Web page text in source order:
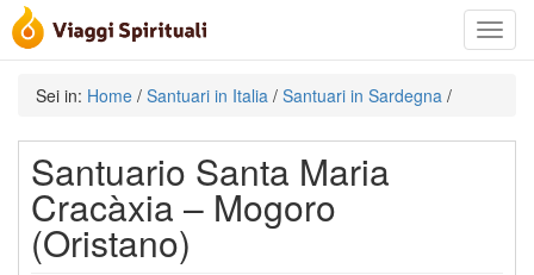
Toggle
Sei in: Home / Santuari in Italia / Santuari in Sardegna /
Santuario Santa Maria
Cracàxia – Mogoro
(Oristano)